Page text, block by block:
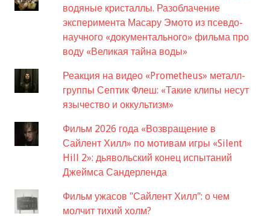
водяные кристаллы. Разоблачение
эксперимента Масару Эмото из псевдо-
научного «документального» фильма про
воду «Великая тайна воды»
Реакция на видео «Prometheus» металл-
группы Септик Флеш: «Такие клипы несут
язычество и оккультизм»
Фильм 2026 года «Возвращение в
Сайлент Хилл» по мотивам игры «Silent
Hill 2»: дьявольский конец испытаний
Джеймса Сандерленда
Фильм ужасов "Сайлент Хилл": о чем
молчит тихий холм?